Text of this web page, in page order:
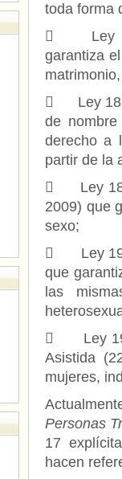
toda forma
 Ley
garantiza
 Ley
de
derecho a
partir de la
 Ley
2009) que
sexo;
 Ley
que
las
 Ley
Asistida
mujeres,
Personas
17
hacen